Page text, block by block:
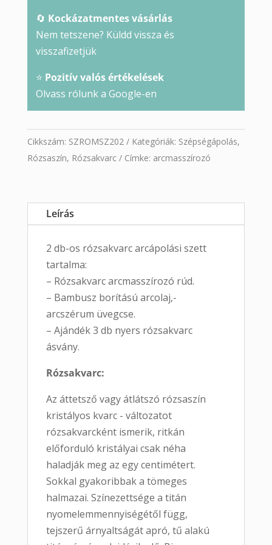
🔄 Kockázatmentes vásárlás
Nem tetszene? Küldd vissza és
visszafizetjük
⭐ Pozitív valós értékelések
Olvass rólunk a Google-en
Cikkszám: SZROMSZ202 Kategóriák: Szépségápolás,
Rózsaszín, Rózsakvarc Címke: arcmasszírozó
Leírás
2 db-os rózsakvarc arcápolási szett
tartalma:
– Rózsakvarc arcmasszírozó rúd.
– Bambusz borítású arcolaj,-
arcszérum üvegcse.
– Ajándék 3 db nyers rózsakvarc
ásvány.
Rózsakvarc:
Az áttetsző vagy átlátszó rózsaszín
kristályos kvarc - változatot
rózsakvarcként ismerik, ritkán
előforduló kristályai csak néha
haladják meg az egy centimétert.
Sokkal gyakoribbak a tömeges
halmazai. Színezettsége a titán
nyomelemmennyiségétől függ,
tejszerű árnyaltságát apró, tű alakú